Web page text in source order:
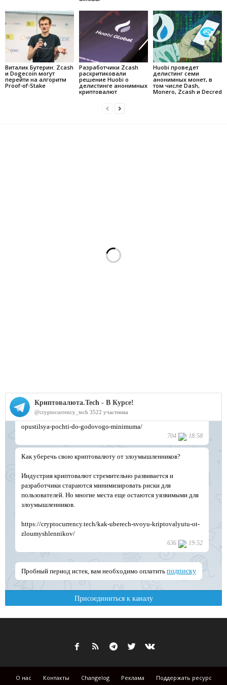
Виталик Бутерин: Zcash
и Dogecoin могут
перейти на алгоритм
Proof-of-Stake
Разработчики Zcash
раскритиковали
решение Huobi о
делистинге анонимных
криптовалют
Huobi проведет
делистинг семи
анонимных монет, в
том числе Dash,
Monero, Zcash и Decred
О нас Контакты Changelog Реклама Поддержать ресурс